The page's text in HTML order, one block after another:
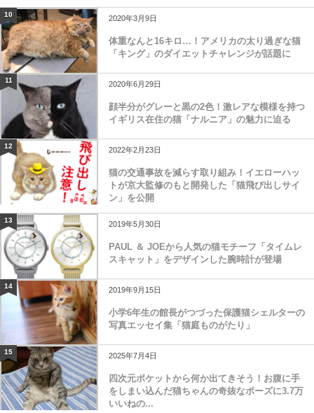
10 2020年3月9日
体重なんと16キロ…！アメリカの太り過ぎな猫
「キング」のダイエットチャレンジが話題に
11 2020年6月29日
顔半分がグレーと黒の2色！激レアな模様を持つ
イギリス在住の猫「ナルニア」の魅力に迫る
12 2022年2月23日
猫の交通事故を減らす取り組み！イエローハッ
トが京大監修のもと開発した「猫飛び出しサイ
ン」を公開
13 2019年5月30日
PAUL ＆ JOEから人気の猫モチーフ「タイムレ
スキャット」をデザインした腕時計が登場
14 2019年9月15日
小学6年生の館長がつづった保護猫シェルターの
写真エッセイ集「猫庭ものがたり」
15 2025年7月4日
四次元ポケットから何か出てきそう！お腹に手
をしまい込んだ猫ちゃんの奇抜なポーズに3.7万
いいねの...